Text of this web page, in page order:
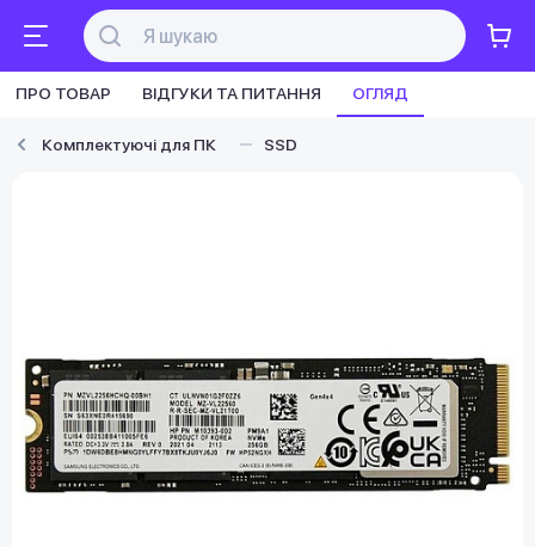
ПРО ТОВАР ВІДГУКИ ТА ПИТАННЯ ОГЛЯД
Комплектуючі для ПК SSD